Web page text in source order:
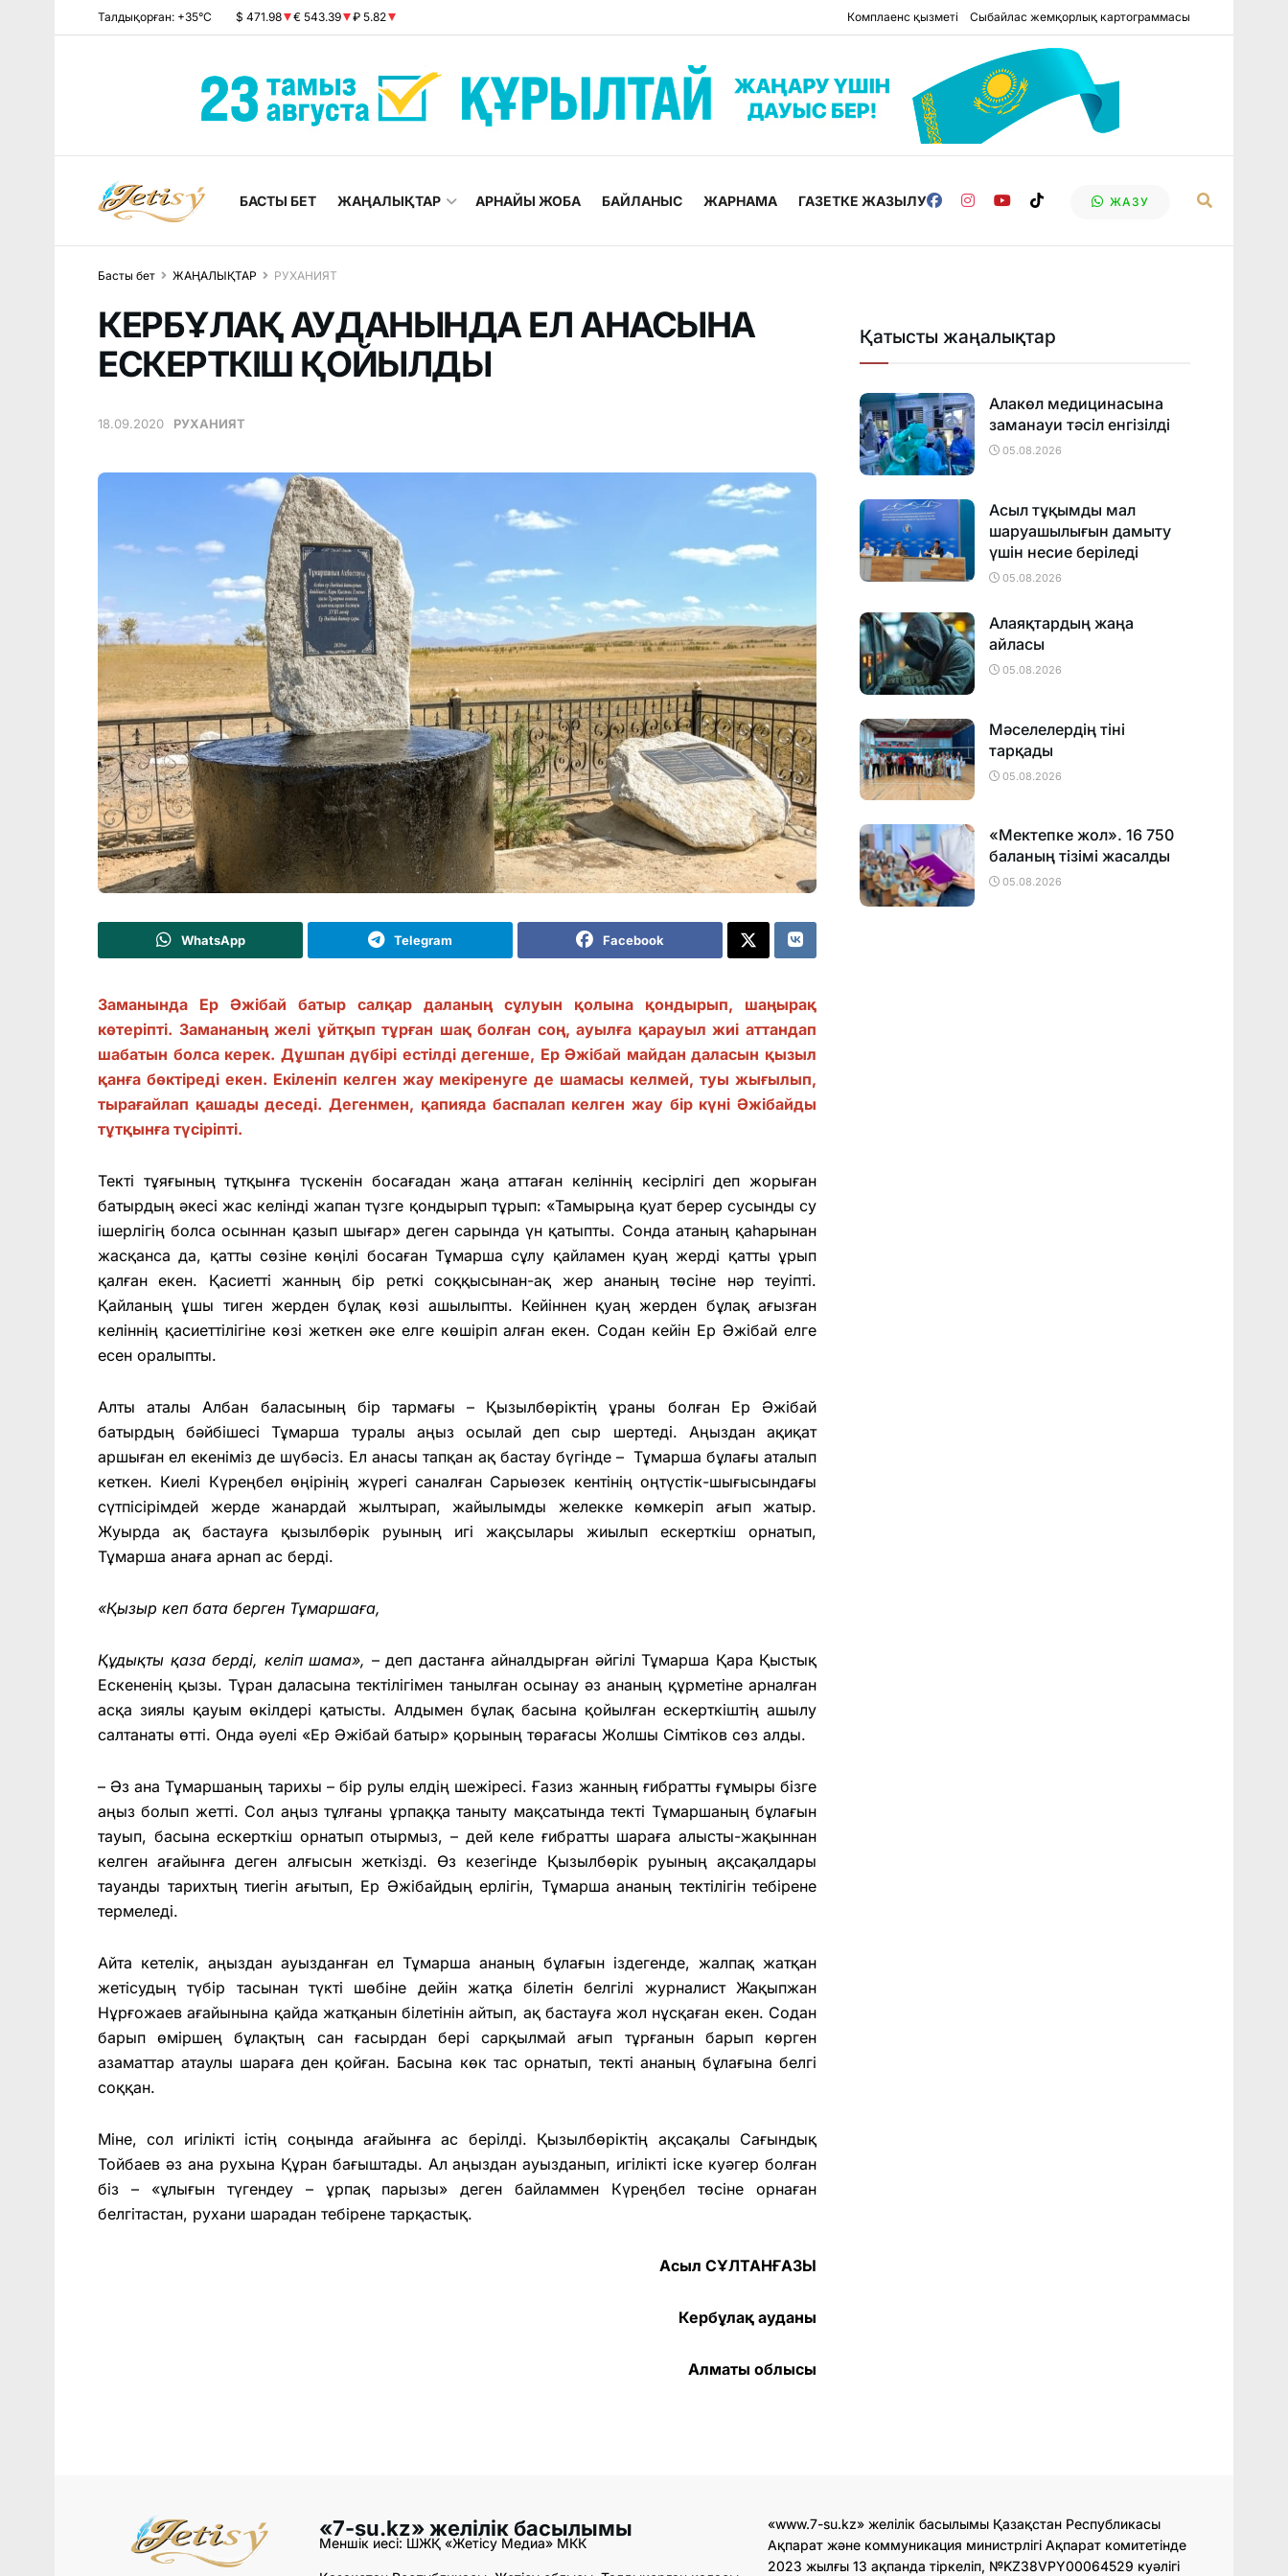
Талдықорған: +35°C $ 471.98 € 543.39 ₽ 5.82 Комплаенс қызметі Сыбайлас жемқорлық картограммасы
БАСТЫ БЕТ ЖАҢАЛЫҚТАР АРНАЙЫ ЖОБА БАЙЛАНЫС ЖАРНАМА ГАЗЕТКЕ ЖАЗЫЛУ ЖАЗУ
Басты бет ЖАҢАЛЫҚТАР РУХАНИЯТ
КЕРБҰЛАҚ АУДАНЫНДА ЕЛ АНАСЫНА
ЕСКЕРТКІШ ҚОЙЫЛДЫ
18.09.2020 РУХАНИЯТ
WhatsApp Telegram Facebook
Заманында Ер Әжібай батыр салқар даланың сұлуын қолына қондырып, шаңырақ
көтеріпті. Замананың желі ұйтқып тұрған шақ болған соң, ауылға қарауыл жиі аттандап
шабатын болса керек. Дұшпан дүбірі естілді дегенше, Ер Әжібай майдан даласын қызыл
қанға бөктіреді екен. Екіленіп келген жау мекіренуге де шамасы келмей, туы жығылып,
тырағайлап қашады деседі. Дегенмен, қапияда баспалап келген жау бір күні Әжібайды
тұтқынға түсіріпті.
Текті тұяғының тұтқынға түскенін босағадан жаңа аттаған келіннің кесірлігі деп жорыған
батырдың әкесі жас келінді жапан түзге қондырып тұрып: «Тамырыңа қуат берер сусынды су
ішерлігің болса осыннан қазып шығар» деген сарында үн қатыпты. Сонда атаның қаһарынан
жасқанса да, қатты сөзіне көңілі босаған Тұмарша сұлу қайламен қуаң жерді қатты ұрып
қалған екен. Қасиетті жанның бір реткі соққысынан-ақ жер ананың төсіне нәр теуіпті.
Қайланың ұшы тиген жерден бұлақ көзі ашылыпты. Кейіннен қуаң жерден бұлақ ағызған
келіннің қасиеттілігіне көзі жеткен әке елге көшіріп алған екен. Содан кейін Ер Әжібай елге
есен оралыпты.
Алты аталы Албан баласының бір тармағы – Қызылбөріктің ұраны болған Ер Әжібай
батырдың бәйбішесі Тұмарша туралы аңыз осылай деп сыр шертеді. Аңыздан ақиқат
аршыған ел екеніміз де шүбәсіз. Ел анасы тапқан ақ бастау бүгінде – Тұмарша бұлағы аталып
кеткен. Киелі Күреңбел өңірінің жүрегі саналған Сарыөзек кентінің оңтүстік-шығысындағы
сүтпісірімдей жерде жанардай жылтырап, жайылымды желекке көмкеріп ағып жатыр.
Жуырда ақ бастауға қызылбөрік руының игі жақсылары жиылып ескерткіш орнатып,
Тұмарша анаға арнап ас берді.
«Қызыр кеп бата берген Тұмаршаға,
Құдықты қаза берді, келіп шама», – деп дастанға айналдырған әйгілі Тұмарша Қара Қыстық
Ескененің қызы. Тұран даласына тектілігімен танылған осынау әз ананың құрметіне арналған
асқа зиялы қауым өкілдері қатысты. Алдымен бұлақ басына қойылған ескерткіштің ашылу
салтанаты өтті. Онда әуелі «Ер Әжібай батыр» қорының төрағасы Жолшы Сімтіков сөз алды.
– Әз ана Тұмаршаның тарихы – бір рулы елдің шежіресі. Ғазиз жанның ғибратты ғұмыры бізге
аңыз болып жетті. Сол аңыз тұлғаны ұрпаққа таныту мақсатында текті Тұмаршаның бұлағын
тауып, басына ескерткіш орнатып отырмыз, – дей келе ғибратты шараға алысты-жақыннан
келген ағайынға деген алғысын жеткізді. Өз кезегінде Қызылбөрік руының ақсақалдары
тауанды тарихтың тиегін ағытып, Ер Әжібайдың ерлігін, Тұмарша ананың тектілігін тебірене
термеледі.
Айта кетелік, аңыздан ауызданған ел Тұмарша ананың бұлағын іздегенде, жалпақ жатқан
жетісудың түбір тасынан түкті шөбіне дейін жатқа білетін белгілі журналист Жақыпжан
Нұрғожаев ағайынына қайда жатқанын білетінін айтып, ақ бастауға жол нұсқаған екен. Содан
барып өміршең бұлақтың сан ғасырдан бері сарқылмай ағып тұрғанын барып көрген
азаматтар атаулы шараға ден қойған. Басына көк тас орнатып, текті ананың бұлағына белгі
соққан.
Міне, сол игілікті істің соңында ағайынға ас берілді. Қызылбөріктің ақсақалы Сағындық
Тойбаев әз ана рухына Құран бағыштады. Ал аңыздан ауызданып, игілікті іске куәгер болған
біз – «ұлығын түгендеу – ұрпақ парызы» деген байламмен Күреңбел төсіне орнаған
белгітастан, рухани шарадан тебірене тарқастық.
Асыл СҰЛТАНҒАЗЫ
Кербұлақ ауданы
Алматы облысы
Қатысты жаңалықтар
Алакөл медицинасына
заманауи тәсіл енгізілді
05.08.2026
Асыл тұқымды мал
шаруашылығын дамыту
үшін несие беріледі
05.08.2026
Алаяқтардың жаңа
айласы
05.08.2026
Мәселелердің тіні
тарқады
05.08.2026
«Мектепке жол». 16 750
баланың тізімі жасалды
05.08.2026
«7-su.kz» желілік басылымы
Меншік иесі: ШЖҚ «Жетісу Медиа» МКК
«www.7-su.kz» желілік басылымы Қазақстан Республикасы
Ақпарат және коммуникация министрлігі Ақпарат комитетінде
2023 жылғы 13 ақпанда тіркеліп, №KZ38VPY00064529 куәлігі